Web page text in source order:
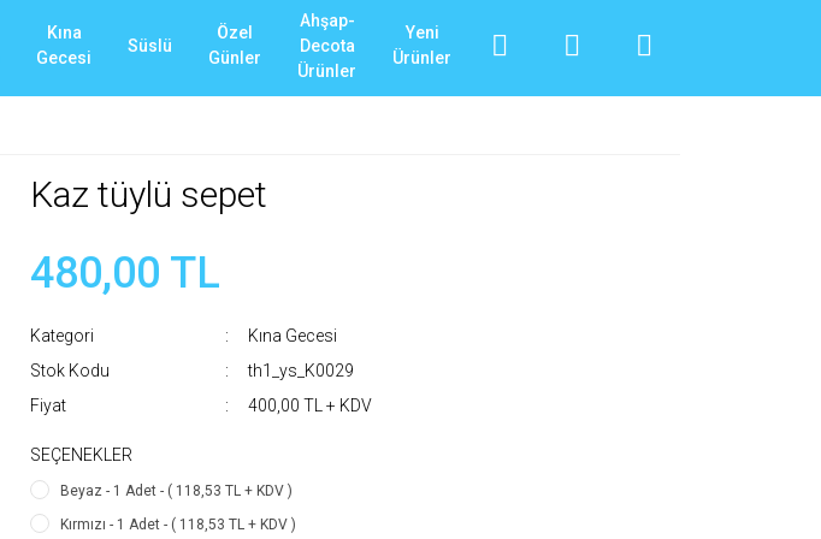
Kına
Gecesi
Süslü
Özel
Günler
Ahşap-
Decota
Ürünler
Yeni
Ürünler
Kaz tüylü sepet
480,00 TL
Kategori
Kına Gecesi
Stok Kodu
th1_ys_K0029
Fiyat
400,00 TL + KDV
SEÇENEKLER
Beyaz - 1 Adet - ( 118,53 TL + KDV )
Kırmızı - 1 Adet - ( 118,53 TL + KDV )